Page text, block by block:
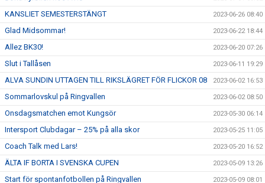
KANSLIET SEMESTERSTÄNGT 2023-06-26 08:40
Glad Midsommar! 2023-06-22 18:44
Allez BK30! 2023-06-20 07:26
Slut i Tallåsen 2023-06-11 19:29
ALVA SUNDIN UTTAGEN TILL RIKSLÄGRET FÖR FLICKOR 08 2023-06-02 16:53
Sommarlovskul på Ringvallen 2023-06-02 08:50
Onsdagsmatchen emot Kungsör 2023-05-30 06:14
Intersport Clubdagar – 25% på alla skor 2023-05-25 11:05
Coach Talk med Lars! 2023-05-20 16:52
ÄLTA IF BORTA I SVENSKA CUPEN 2023-05-09 13:26
Start för spontanfotbollen på Ringvallen 2023-05-09 08:01